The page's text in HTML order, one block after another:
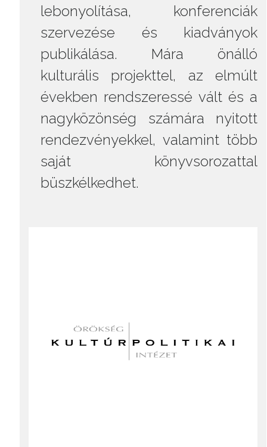
lebonyolítása, konferenciák
szervezése és kiadványok
publikálása. Mára önálló
kulturális projekttel, az elmúlt
években rendszeressé vált és a
nagyközönség számára nyitott
rendezvényekkel, valamint több
saját könyvsorozattal
büszkélkedhet.